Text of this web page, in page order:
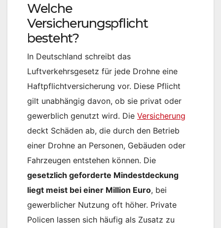
Welche
Versicherungspflicht
besteht?
In Deutschland schreibt das
Luftverkehrsgesetz für jede Drohne eine
Haftpflichtversicherung vor. Diese Pflicht
gilt unabhängig davon, ob sie privat oder
gewerblich genutzt wird. Die Versicherung
deckt Schäden ab, die durch den Betrieb
einer Drohne an Personen, Gebäuden oder
Fahrzeugen entstehen können. Die
gesetzlich geforderte Mindestdeckung
liegt meist bei einer Million Euro, bei
gewerblicher Nutzung oft höher. Private
Policen lassen sich häufig als Zusatz zu